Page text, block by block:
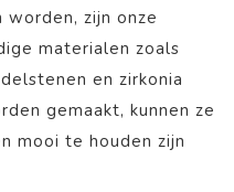
zijn onze
materialen zoals
en zirkonia
gemaakt, kunnen ze
mooi te houden zijn